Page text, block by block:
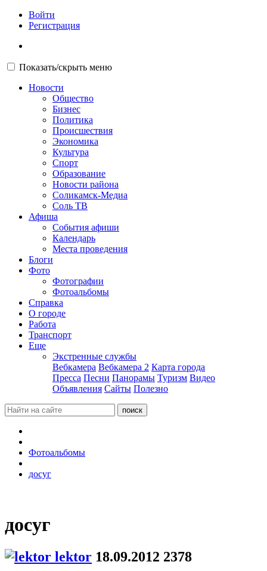
Войти
Регистрация
Показать/скрыть меню
Новости
Общество
Бизнес
Политика
Происшествия
Экономика
Культура
Спорт
Образование
Новости района
Соликамск-Медиа
Соль ТВ
Афиша
События афиши
Календарь
Места проведения
Блоги
Фото
Фотографии
Фотоальбомы
Справка
О городе
Работа
Транспорт
Еще
Экстренные службы
Вебкамера Вебкамера 2 Карта города
Пресса Песни Панорамы Туризм Видео
Объявления Сайты Полезно
Фотоальбомы
досуг
досуг
lektor 18.09.2012 2378